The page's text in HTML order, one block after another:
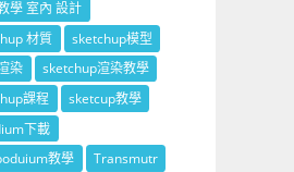
學 室內 設計
材質
sketchup模型
染
sketchup渲染教學
課程
sketcup教學
下載
教學
Transmutr